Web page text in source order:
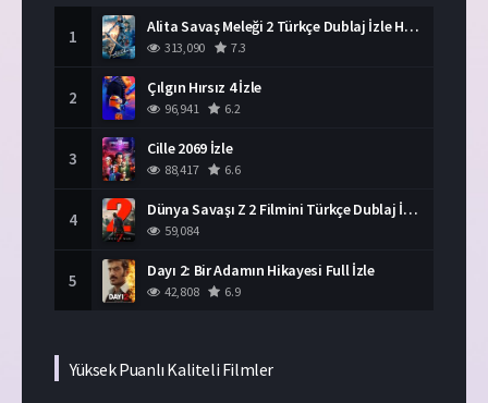
1 Alita Savaş Meleği 2 Türkçe Dublaj İzle HD Film
313,090 7.3
2 Çılgın Hırsız 4 İzle
96,941 6.2
3 Cille 2069 İzle
88,417 6.6
4 Dünya Savaşı Z 2 Filmini Türkçe Dublaj İzle
59,084
5 Dayı 2: Bir Adamın Hikayesi Full İzle
42,808 6.9
Yüksek Puanlı Kaliteli Filmler